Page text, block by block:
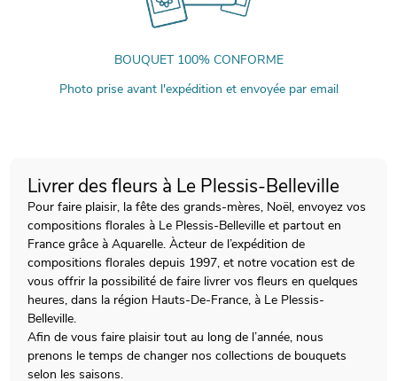
BOUQUET 100% CONFORME
Photo prise avant l'expédition et envoyée par email
Livrer des fleurs à Le Plessis-Belleville
Pour faire plaisir, la fête des grands-mères, Noël, envoyez vos
compositions florales à Le Plessis-Belleville et partout en
France grâce à Aquarelle. Àcteur de l’expédition de
compositions florales depuis 1997, et notre vocation est de
vous offrir la possibilité de faire livrer vos fleurs en quelques
heures, dans la région Hauts-De-France, à Le Plessis-
Belleville.
Afin de vous faire plaisir tout au long de l’année, nous
prenons le temps de changer nos collections de bouquets
selon les saisons.